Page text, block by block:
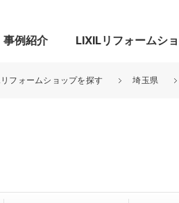
事例紹介
玄関まわり
LIXILリフォームシ
フォームショップを探す 埼玉県